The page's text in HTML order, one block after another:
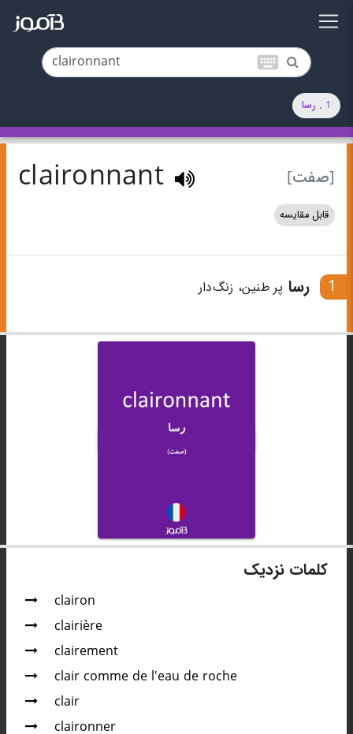
keyboard
1 . رسا
[صفت] claironnant
قابل مقایسه
1 رسا پر طنین، زنگ‌دار
کلمات نزدیک
clairon
clairière
clairement
clair comme de l'eau de roche
clair
claironner